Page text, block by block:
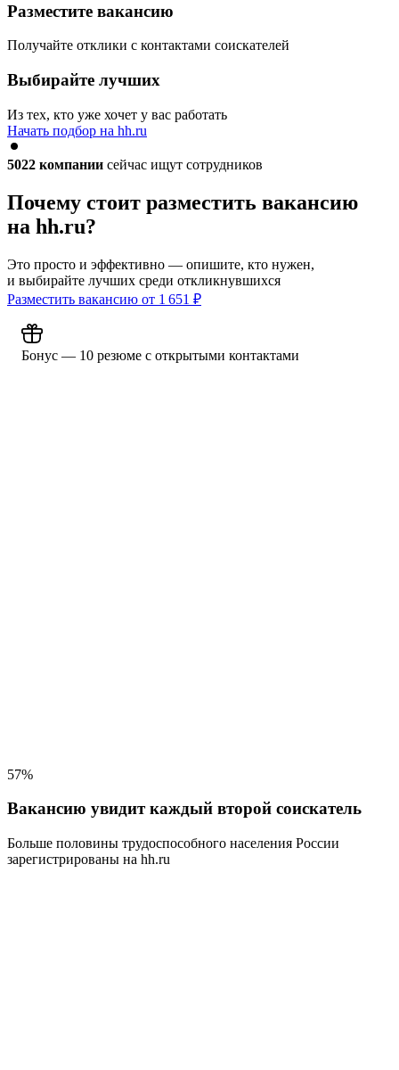
Разместите вакансию
Получайте отклики с контактами соискателей
Выбирайте лучших
Из тех, кто уже хочет у вас работать
Начать подбор на hh.ru
5022 компании сейчас ищут сотрудников
Почему стоит разместить вакансию
на hh.ru?
Это просто и эффективно — опишите, кто нужен,
и выбирайте лучших среди откликнувшихся
Разместить вакансию от 1 651 ₽
Бонус — 10 резюме с открытыми контактами
57%
Вакансию увидит каждый второй соискатель
Больше половины трудоспособного населения России
зарегистрированы на hh.ru